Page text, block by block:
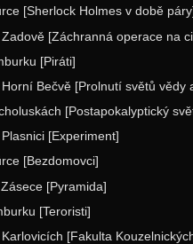
[Sherlock Holmes v době
[Záchranná operace na
[Piráti]
Bečvě [Prolnutí světů vědy
[Postapokalyptický
[Experiment]
[Bezdomovci]
[Pyramida]
[Teroristi]
[Fakulta